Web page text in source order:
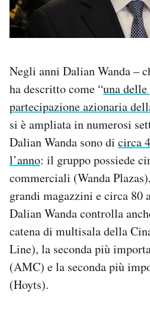
Negli anni Dalian Wanda –
ha descritto come “una
partecipazione azionaria
si è ampliata in numerosi
Dalian Wanda sono di circa
l’anno: il gruppo possiede
commerciali (Wanda
grandi magazzini e circa 80
Dalian Wanda controlla
catena di multisala della
Line), la seconda più
(AMC) e la seconda più
(Hoyts).